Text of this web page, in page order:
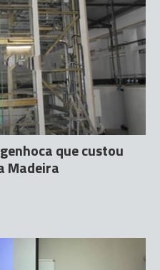
que custou
Madeira